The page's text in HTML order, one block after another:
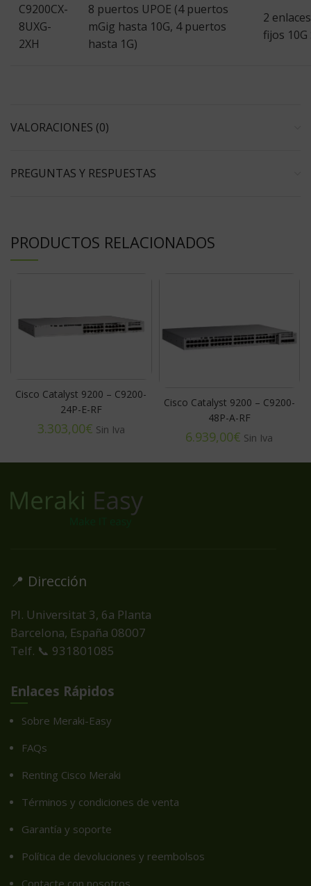
C9200CX-
8UXG-
2XH
8 puertos UPOE (4 puertos
mGig hasta 10G, 4 puertos
hasta 1G)
2
fijos 10G
VALORACIONES (0)
PREGUNTAS Y RESPUESTAS
PRODUCTOS RELACIONADOS
Cisco Catalyst 9200 – C9200-
24P-E-RF
€
Cisco Catalyst 9200 – C9200-
48P-A-RF
€
📍 Dirección
Pl. Universitat 3, 6a Planta
Barcelona, España 08007
Telf. 📞 931801085
Enlaces Rápidos
Sobre Meraki-Easy
FAQs
Renting Cisco Meraki
Términos y condiciones de venta
Garantía y soporte
Política de devoluciones y reembolsos
Contacte con nosotros